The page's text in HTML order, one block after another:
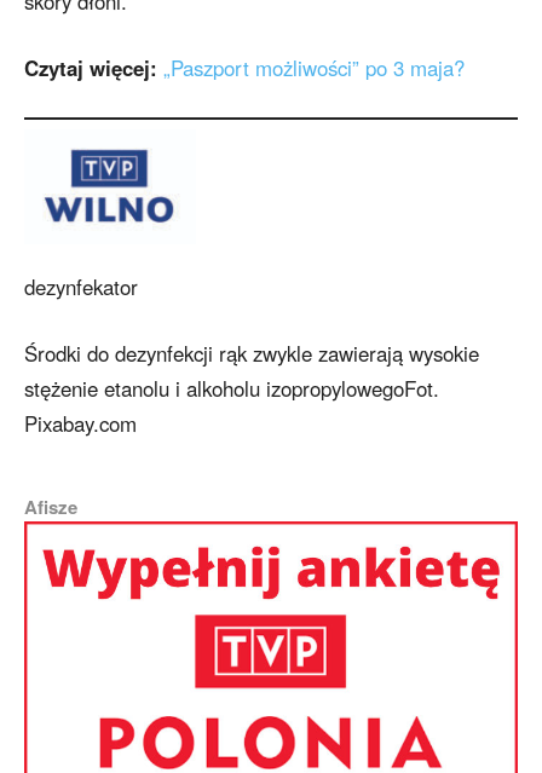
Czytaj więcej: „Paszport możliwości” po 3 maja?
dezynfekator
Środki do dezynfekcji rąk zwykle zawierają wysokie
stężenie etanolu i alkoholu izopropylowegoFot.
Pixabay.com
Afisze